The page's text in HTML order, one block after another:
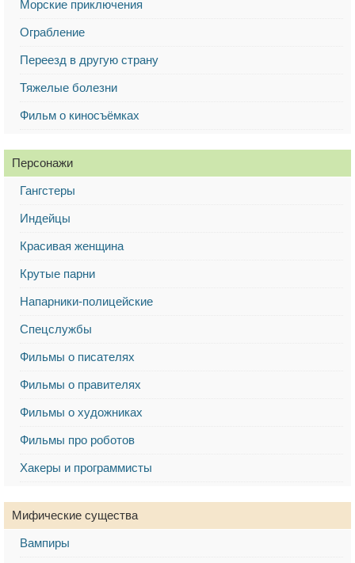
Морские приключения
Ограбление
Переезд в другую страну
Тяжелые болезни
Фильм о киносъёмках
Персонажи
Гангстеры
Индейцы
Красивая женщина
Крутые парни
Напарники-полицейские
Спецслужбы
Фильмы о писателях
Фильмы о правителях
Фильмы о художниках
Фильмы про роботов
Хакеры и программисты
Мифические существа
Вампиры